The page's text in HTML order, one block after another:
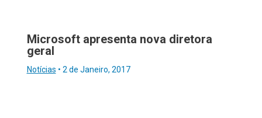
Microsoft apresenta nova diretora
geral
Notícias • 2 de Janeiro, 2017